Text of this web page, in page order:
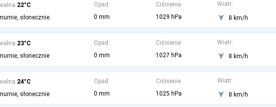
22°C
słonecznie
Opad:
0 mm
Ciśnienie:
1029 hPa
Wiatr:
8 km/h
23°C
słonecznie
Opad:
0 mm
Ciśnienie:
1027 hPa
Wiatr:
8 km/h
24°C
słonecznie
Opad:
0 mm
Ciśnienie:
1025 hPa
Wiatr:
8 km/h